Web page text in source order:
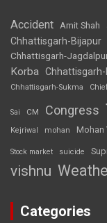
Accident Amit Shah
Chhattisgarh-Bijapur
Chhattisgarh-
Korba Chhattisgarh-
Chhattisgarh-Sukma
Sai CM Congress
Kejriwal mohan Mohan
Stock market suicide
vishnu
Categories